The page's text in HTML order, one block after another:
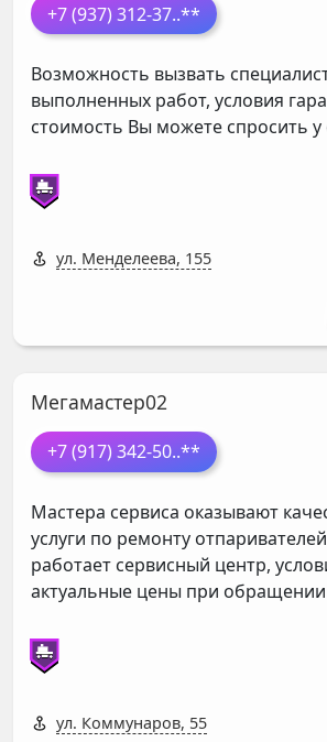
+7 (937) 312-37..**
Возможность вызвать
выполненных работ, условия
стоимость Вы можете спросить
ул. Менделеева, 155
Мегамастер02
+7 (917) 342-50..**
Мастера сервиса оказывают
услуги по ремонту
работает сервисный центр,
актуальные цены при обращении
ул. Коммунаров, 55